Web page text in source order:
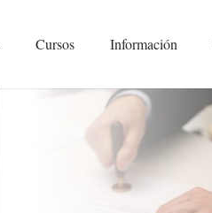
Cursos Información